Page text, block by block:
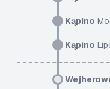
Kąpino
Kąpino